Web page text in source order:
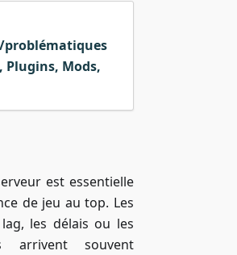
problématiques
Plugins, Mods,
est essentielle
de jeu au top. Les
les délais ou les
arrivent souvent